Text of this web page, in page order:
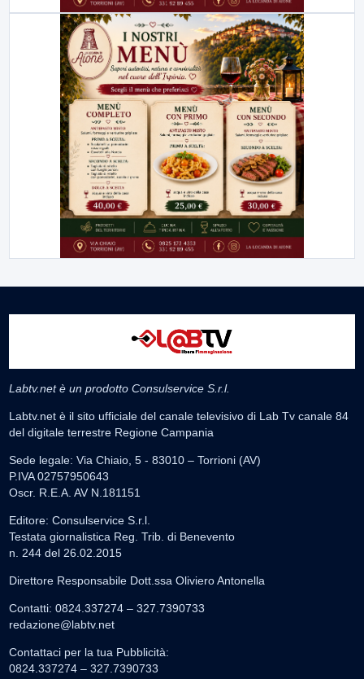
Labtv.net è un prodotto Consulservice S.r.l.
Labtv.net è il sito ufficiale del canale televisivo di Lab Tv canale 84
del digitale terrestre Regione Campania
Sede legale: Via Chiaio, 5 - 83010 – Torrioni (AV)
P.IVA 02757950643
Oscr. R.E.A. AV N.181151
Editore: Consulservice S.r.l.
Testata giornalistica Reg. Trib. di Benevento
n. 244 del 26.02.2015
Direttore Responsabile Dott.ssa Oliviero Antonella
Contatti: 0824.337274 – 327.7390733
redazione@labtv.net
Contattaci per la tua Pubblicità:
0824.337274 – 327.7390733